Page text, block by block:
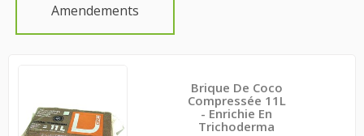
Amendements
Brique De Coco
Compressée 11L
- Enrichie En
Trichoderma